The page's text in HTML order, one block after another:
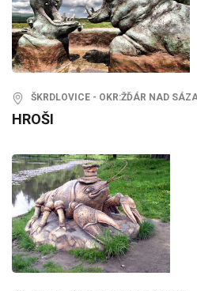
ŠKRDLOVICE - OKR:ŽĎÁR NAD
HROŠI